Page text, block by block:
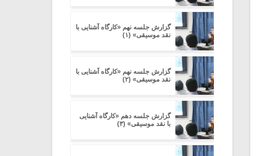
گزارش جلسه نهم «کارگاه آشنایی با
نقد موسیقی» (۱)
گزارش جلسه نهم «کارگاه آشنایی با
نقد موسیقی» (۲)
گزارش جلسه دهم «کارگاه آشنایی
با نقد موسیقی» (۳)